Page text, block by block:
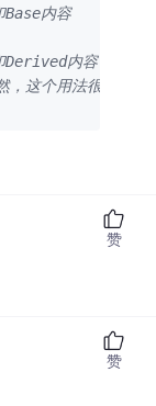
内容
内容
这个用法很土
赞
赞